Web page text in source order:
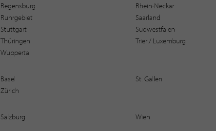
Regensburg
Rhein-Neckar
Ruhrgebiet
Saarland
Stuttgart
Südwestfalen
Thüringen
Trier / Luxemburg
Wuppertal
Basel
St. Gallen
Zürich
Salzburg Wien